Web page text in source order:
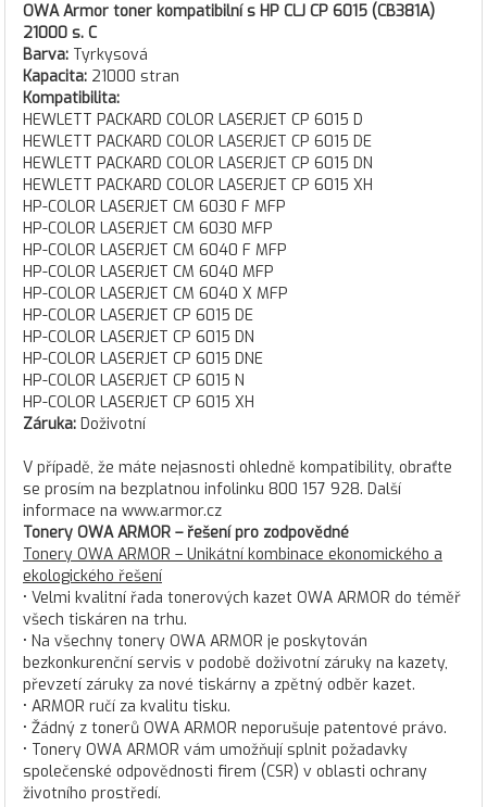
OWA Armor toner kompatibilní s HP CLJ CP 6015 (CB381A)
21000 s. C
Barva: Tyrkysová
Kapacita: 21000 stran
Kompatibilita:
HEWLETT PACKARD COLOR LASERJET CP 6015 D
HEWLETT PACKARD COLOR LASERJET CP 6015 DE
HEWLETT PACKARD COLOR LASERJET CP 6015 DN
HEWLETT PACKARD COLOR LASERJET CP 6015 XH
HP-COLOR LASERJET CM 6030 F MFP
HP-COLOR LASERJET CM 6030 MFP
HP-COLOR LASERJET CM 6040 F MFP
HP-COLOR LASERJET CM 6040 MFP
HP-COLOR LASERJET CM 6040 X MFP
HP-COLOR LASERJET CP 6015 DE
HP-COLOR LASERJET CP 6015 DN
HP-COLOR LASERJET CP 6015 DNE
HP-COLOR LASERJET CP 6015 N
HP-COLOR LASERJET CP 6015 XH
Záruka: Doživotní
V případě, že máte nejasnosti ohledně kompatibility, obraťte
se prosím na bezplatnou infolinku 800 157 928. Další
informace na www.armor.cz
Tonery OWA ARMOR – řešení pro zodpovědné
Tonery OWA ARMOR – Unikátní kombinace ekonomického a
ekologického řešení
• Velmi kvalitní řada tonerových kazet OWA ARMOR do téměř
všech tiskáren na trhu.
• Na všechny tonery OWA ARMOR je poskytován
bezkonkurenční servis v podobě doživotní záruky na kazety,
převzetí záruky za nové tiskárny a zpětný odběr kazet.
• ARMOR ručí za kvalitu tisku.
• Žádný z tonerů OWA ARMOR neporušuje patentové právo.
• Tonery OWA ARMOR vám umožňují splnit požadavky
společenské odpovědnosti firem (CSR) v oblasti ochrany
životního prostředí.